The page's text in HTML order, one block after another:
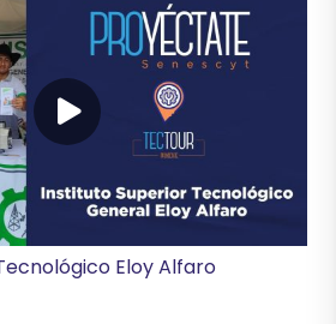
Eloy Alfaro